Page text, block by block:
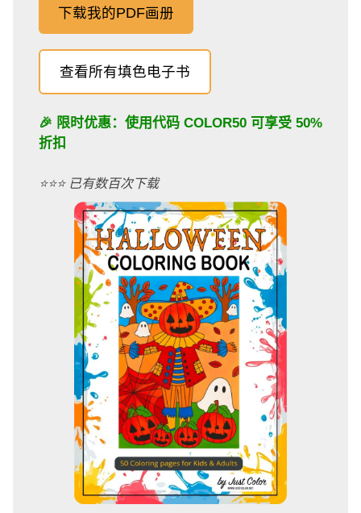
下载我的PDF画册
查看所有填色电子书
🎉 限时优惠：使用代码 COLOR50 可享受 50%
折扣
⭐️⭐️⭐️ 已有数百次下载